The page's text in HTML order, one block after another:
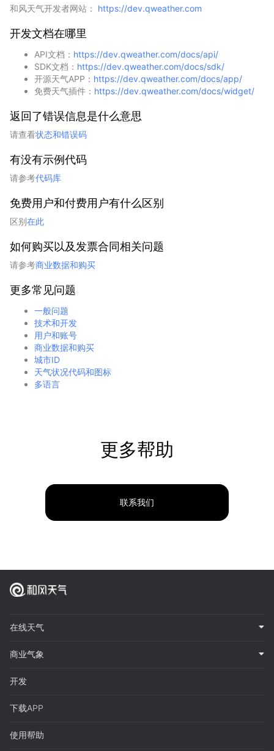
和风天气开发者网站： https://dev.qweather.com
开发文档在哪里
API文档： https://dev.qweather.com/docs/api/
SDK文档： https://dev.qweather.com/docs/sdk/
开源天气APP： https://dev.qweather.com/docs/app/
免费天气插件： https://dev.qweather.com/docs/widget/
返回了错误信息是什么意思
请查看状态和错误码
有没有示例代码
请参考代码库
免费用户和付费用户有什么区别
区别在此
如何购买以及发票合同相关问题
请参考商业数据和购买
更多常见问题
一般问题
技术和开发
用户和账号
商业数据和购买
城市ID
天气状况代码和图标
多语言
更多帮助
联系我们
在线天气
商业气象
开发
下载APP
使用帮助